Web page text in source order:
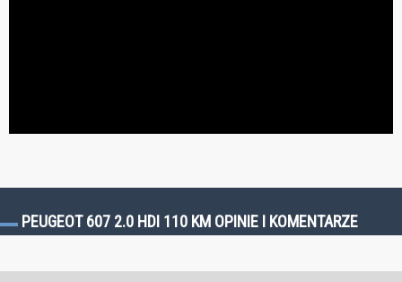
PEUGEOT 607 2.0 HDI 110 KM OPINIE I KOMENTARZE